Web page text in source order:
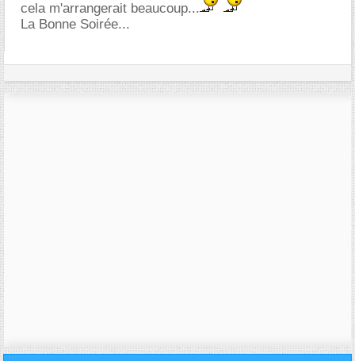
cela m'arrangerait beaucoup...
La Bonne Soirée...